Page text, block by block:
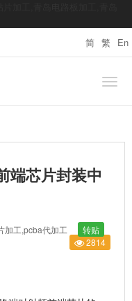
简 繁 En
端芯片封装中
加工,pcba代加工
转贴
2814